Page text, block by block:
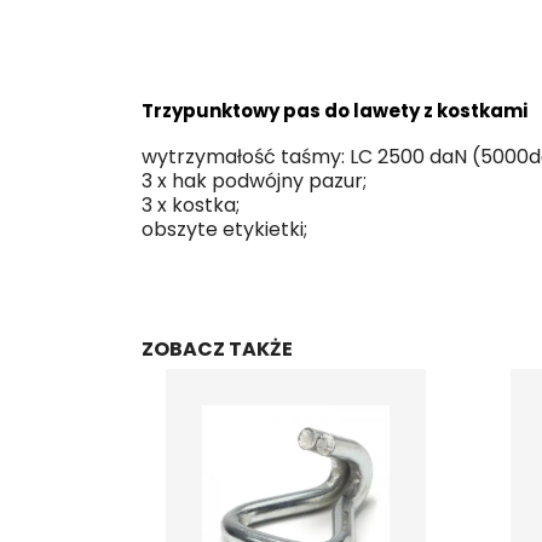
Trzypunktowy pas do lawety z kostkami
wytrzymałość taśmy: LC 2500 daN
3 x hak podwójny pazur;
3 x kostka;
obszyte etykietki;
ZOBACZ TAKŻE